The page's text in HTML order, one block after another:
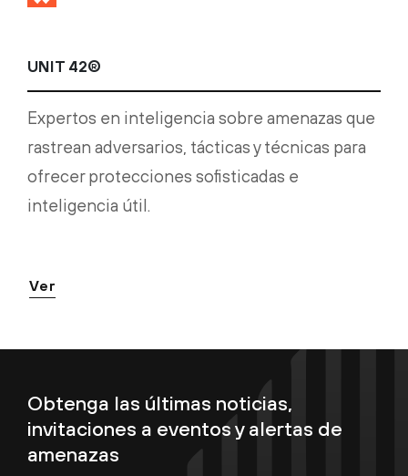
UNIT 42®
Expertos en inteligencia sobre amenazas que
rastrean adversarios, tácticas y técnicas para
ofrecer protecciones sofisticadas e
inteligencia útil.
Ver
Obtenga las últimas noticias,
invitaciones a eventos y alertas de
amenazas